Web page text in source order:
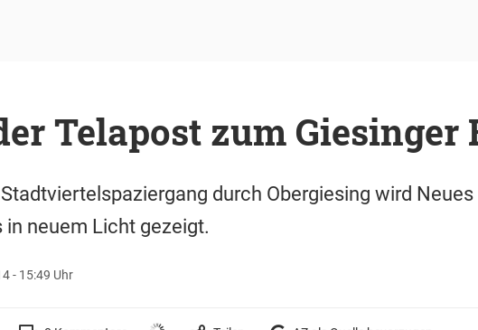
Telapost zum Giesinger
durch Obergiesing wird
in neuem Licht gezeigt.
- 15:49 Uhr